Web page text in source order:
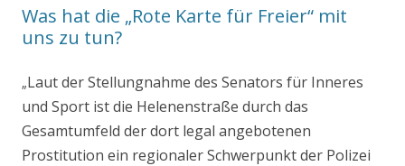
Was hat die „Rote Karte für Freier“ mit
uns zu tun?
„Laut der Stellungnahme des Senators für Inneres
und Sport ist die Helenenstraße durch das
Gesamtumfeld der dort legal angebotenen
Prostitution ein regionaler Schwerpunkt der Polizei